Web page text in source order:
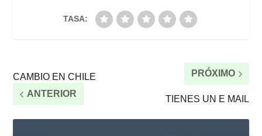
TASA:
CAMBIO EN CHILE
ANTERIOR
PRÓXIMO
TIENES UN E MAIL